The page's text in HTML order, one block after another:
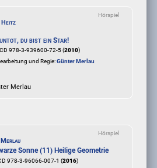
Hörspiel
du bist ein Star!
978-3-939600-72-5 (2010)
und Regie:Günter Merlau
Merlau
Hörspiel
Sonne (11) Heilige Geometrie
978-3-96066-007-1 (2016)